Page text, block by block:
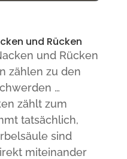
und Rücken
und Rücken
zählen zu den
…
zählt zum
tatsächlich,
sind
miteinander